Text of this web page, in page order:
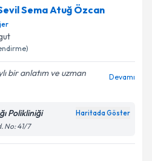
Sema Atuğ Özcan
bir anlatım ve uzman
Devamı
Polikliniği Haritada Göster
No: 41/7